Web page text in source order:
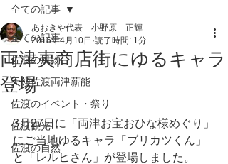
全ての記事
佐渡の風物
天領佐渡両津薪能
佐渡のイベント・祭り
佐渡観光
佐渡の自然
全ての記事
両津夷商店街にゆるキャラ
登場
あおきや代表 小野原 正輝
2016年4月10日 読了時間: 1分
3月27日に「両津お宝おひな様めぐり」
にご当地ゆるキャラ「ブリカツくん」
と「レルヒさん」が登場しました。